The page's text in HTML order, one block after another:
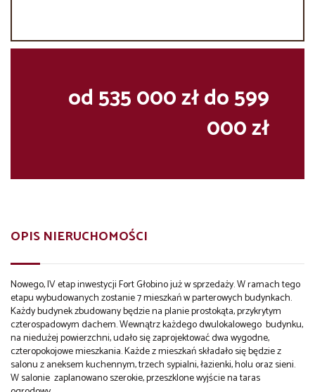
od 535 000 zł do 599
000 zł
OPIS NIERUCHOMOŚCI
Nowego, IV etap inwestycji Fort Głobino już w sprzedaży. W ramach tego
etapu wybudowanych zostanie 7 mieszkań w parterowych budynkach.
Każdy budynek zbudowany będzie na planie prostokąta, przykrytym
czterospadowym dachem. Wewnątrz każdego dwulokalowego budynku,
na niedużej powierzchni, udało się zaprojektować dwa wygodne,
czteropokojowe mieszkania. Każde z mieszkań składało się będzie z
salonu z aneksem kuchennym, trzech sypialni, łazienki, holu oraz sieni.
W salonie zaplanowano szerokie, przeszklone wyjście na taras